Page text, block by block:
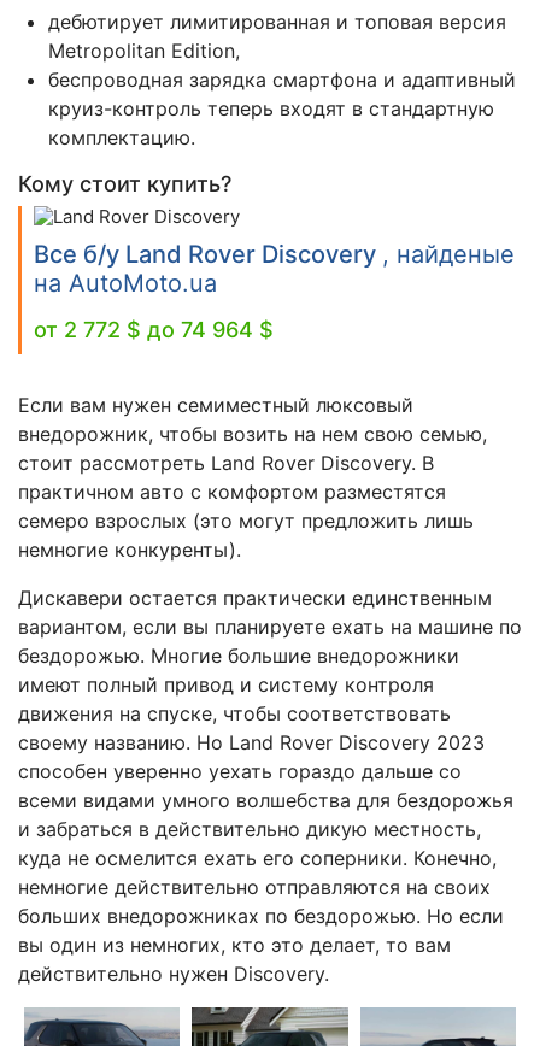
дебютирует лимитированная и топовая версия
Metropolitan Edition,
беспроводная зарядка смартфона и адаптивный
круиз-контроль теперь входят в стандартную
комплектацию.
Кому стоит купить?
Все б/у Land Rover Discovery , найденые
на AutoMoto.ua
от 2 772 $ до 74 964 $
Если вам нужен семиместный люксовый
внедорожник, чтобы возить на нем свою семью,
стоит рассмотреть Land Rover Discovery. В
практичном авто с комфортом разместятся
семеро взрослых (это могут предложить лишь
немногие конкуренты).
Дискавери остается практически единственным
вариантом, если вы планируете ехать на машине по
бездорожью. Многие большие внедорожники
имеют полный привод и систему контроля
движения на спуске, чтобы соответствовать
своему названию. Но Land Rover Discovery 2023
способен уверенно уехать гораздо дальше со
всеми видами умного волшебства для бездорожья
и забраться в действительно дикую местность,
куда не осмелится ехать его соперники. Конечно,
немногие действительно отправляются на своих
больших внедорожниках по бездорожью. Но если
вы один из немногих, кто это делает, то вам
действительно нужен Discovery.